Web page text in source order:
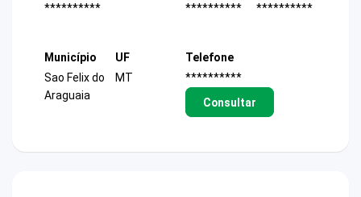
**********
**********
**********
Município
Sao Felix do
Araguaia
UF
MT
Telefone
**********
Consultar